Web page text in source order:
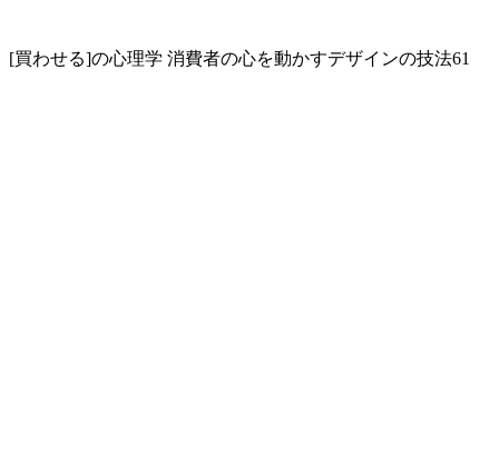
[買わせる]の心理学 消費者の心を動かすデザインの技法61